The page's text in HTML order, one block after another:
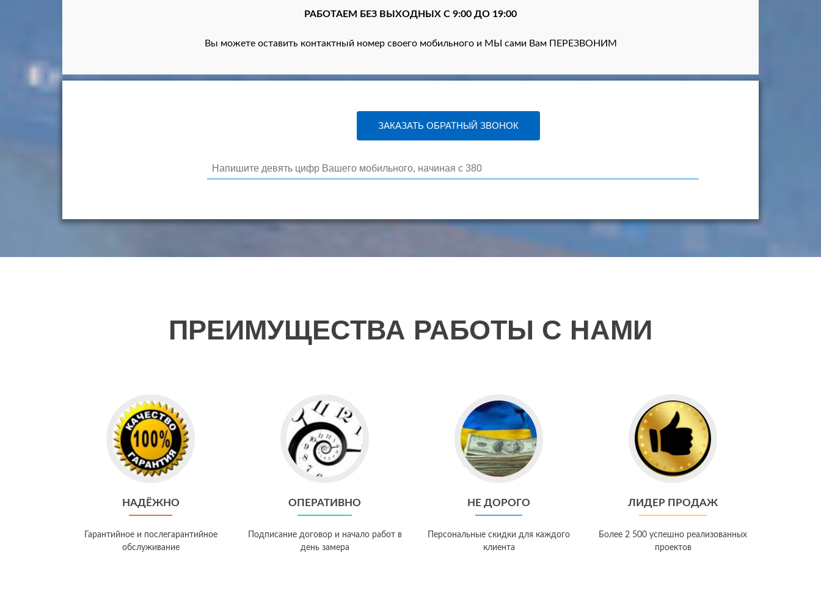
РАБОТАЕМ БЕЗ ВЫХОДНЫХ С 9:00 ДО 19:00
Вы можете оставить контактный номер своего мобильного и МЫ сами Вам ПЕРЕЗВОНИМ
ПРЕИМУЩЕСТВА РАБОТЫ С НАМИ
НАДЁЖНО
Гарантийное и послегарантийное
обслуживание
ОПЕРАТИВНО
Подписание договор и начало работ в
день замера
НЕ ДОРОГО
Персональные скидки для каждого
клиента
ЛИДЕР ПРОДАЖ
Более 2 500 успешно реализованных
проектов